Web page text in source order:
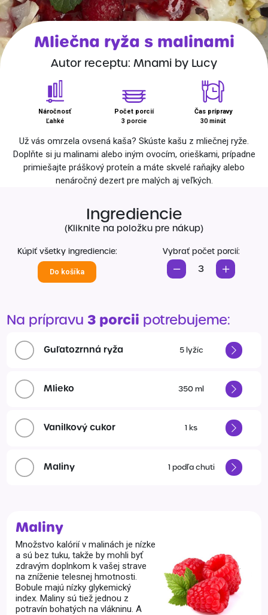
poukazy
výživa
Špeciálna výživa a
biopotraviny
Dieťa
Drogéria a kozmetika
Domácnosť a kancelária
Domáci miláčikovia
Lekáreň
Mliečna ryža s malinami
Autor receptu: Mnami by Lucy
Náročnosť
Ľahké
Počet porcií
3 porcie
Čas prípravy
30 minút
Už vás omrzela ovsená kaša? Skúste kašu z mliečnej ryže.
Doplňte si ju malinami alebo iným ovocím, orieškami, prípadne
primiešajte práškový proteín a máte skvelé raňajky alebo
nenáročný dezert pre malých aj veľkých.
Ingrediencie
(Kliknite na položku pre nákup)
Kúpiť všetky ingrediencie:
Do košíka
Vybrať počet porcií:
3
Na prípravu 3 porcii potrebujeme:
Guľatozrnná ryža 5lyžíc
Mlieko 350ml
Vanilkový cukor 1 ks
Maliny 1 podľa chuti
Maliny
Množstvo kalórií v malinách je nízke
a sú bez tuku, takže by mohli byť
zdravým doplnkom k vašej strave
na zníženie telesnej hmotnosti.
Bobule majú nízky glykemický
index. Maliny sú tiež jednou z
potravín bohatých na vlákninu. A